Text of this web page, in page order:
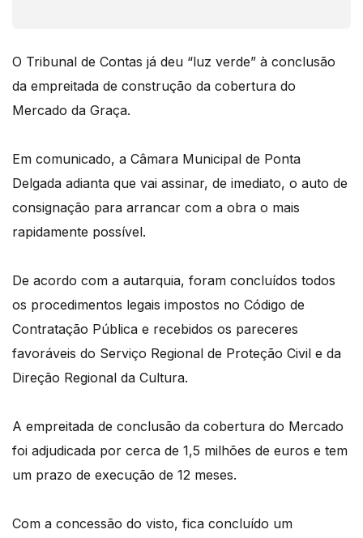
O Tribunal de Contas já deu “luz verde” à conclusão
da empreitada de construção da cobertura do
Mercado da Graça.
Em comunicado, a Câmara Municipal de Ponta
Delgada adianta que vai assinar, de imediato, o auto de
consignação para arrancar com a obra o mais
rapidamente possível.
De acordo com a autarquia, foram concluídos todos
os procedimentos legais impostos no Código de
Contratação Pública e recebidos os pareceres
favoráveis do Serviço Regional de Proteção Civil e da
Direção Regional da Cultura.
A empreitada de conclusão da cobertura do Mercado
foi adjudicada por cerca de 1,5 milhões de euros e tem
um prazo de execução de 12 meses.
Com a concessão do visto, fica concluído um